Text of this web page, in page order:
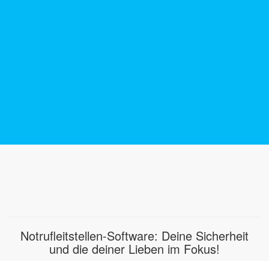
Notrufleitstellen-Software: Deine Sicherheit
und die deiner Lieben im Fokus!